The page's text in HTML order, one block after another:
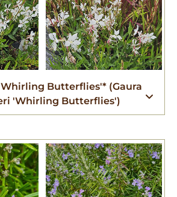
Butterflies'* (Gaura
'Whirling Butterflies')